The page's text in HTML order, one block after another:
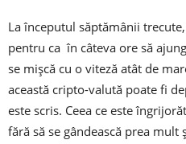
La începutul săptămânii
pentru ca în câteva ore să
se mișcă cu o viteză atât de
această cripto-valută poate fi
este scris. Ceea ce este
fără să se gândească prea